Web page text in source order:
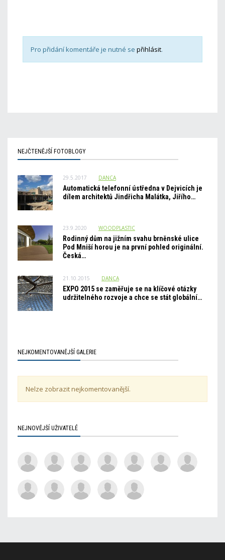
Pro přidání komentáře je nutné se přihlásit.
NEJČTENĚJŠÍ FOTOBLOGY
29.5.2017 DANCA
Automatická telefonní ústředna v Dejvicích je
dílem architektů Jindřicha Malátka, Jiřího…
23.9.2020 WOODPLASTIC
Rodinný dům na jižním svahu brněnské ulice
Pod Mniší horou je na první pohled originální.
Česká…
21.10.2015 DANCA
EXPO 2015 se zaměřuje se na klíčové otázky
udržitelného rozvoje a chce se stát globální…
NEJKOMENTOVANĚJŠÍ GALERIE
Nelze zobrazit nejkomentovanější.
NEJNOVĚJŠÍ UŽIVATELÉ